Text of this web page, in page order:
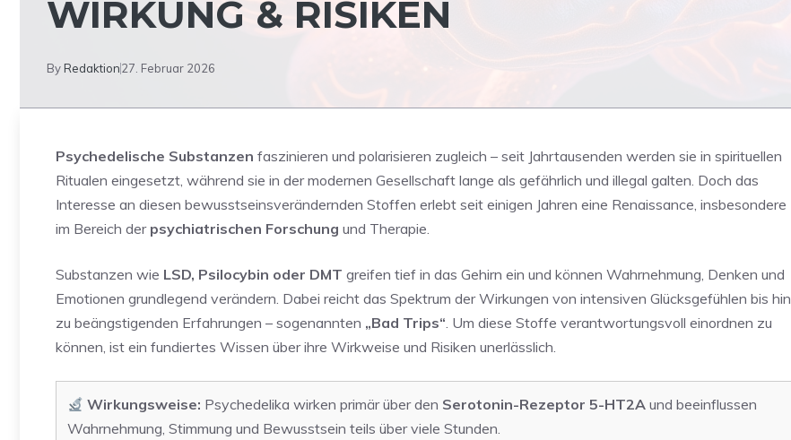
WIRKUNG & RISIKEN
By Redaktion27. Februar 2026
Psychedelische Substanzen faszinieren und polarisieren zugleich – seit Jahrtausenden werden sie in spirituellen
Ritualen eingesetzt, während sie in der modernen Gesellschaft lange als gefährlich und illegal galten. Doch das
Interesse an diesen bewusstseinsverändernden Stoffen erlebt seit einigen Jahren eine Renaissance, insbesondere
im Bereich der psychiatrischen Forschung und Therapie.
Substanzen wie LSD, Psilocybin oder DMT greifen tief in das Gehirn ein und können Wahrnehmung, Denken und
Emotionen grundlegend verändern. Dabei reicht das Spektrum der Wirkungen von intensiven Glücksgefühlen bis hin
zu beängstigenden Erfahrungen – sogenannten „Bad Trips“. Um diese Stoffe verantwortungsvoll einordnen zu
können, ist ein fundiertes Wissen über ihre Wirkweise und Risiken unerlässlich.
Wirkungsweise: Psychedelika wirken primär über den Serotonin-Rezeptor 5-HT2A und beeinflussen
Wahrnehmung, Stimmung und Bewusstsein teils über viele Stunden.